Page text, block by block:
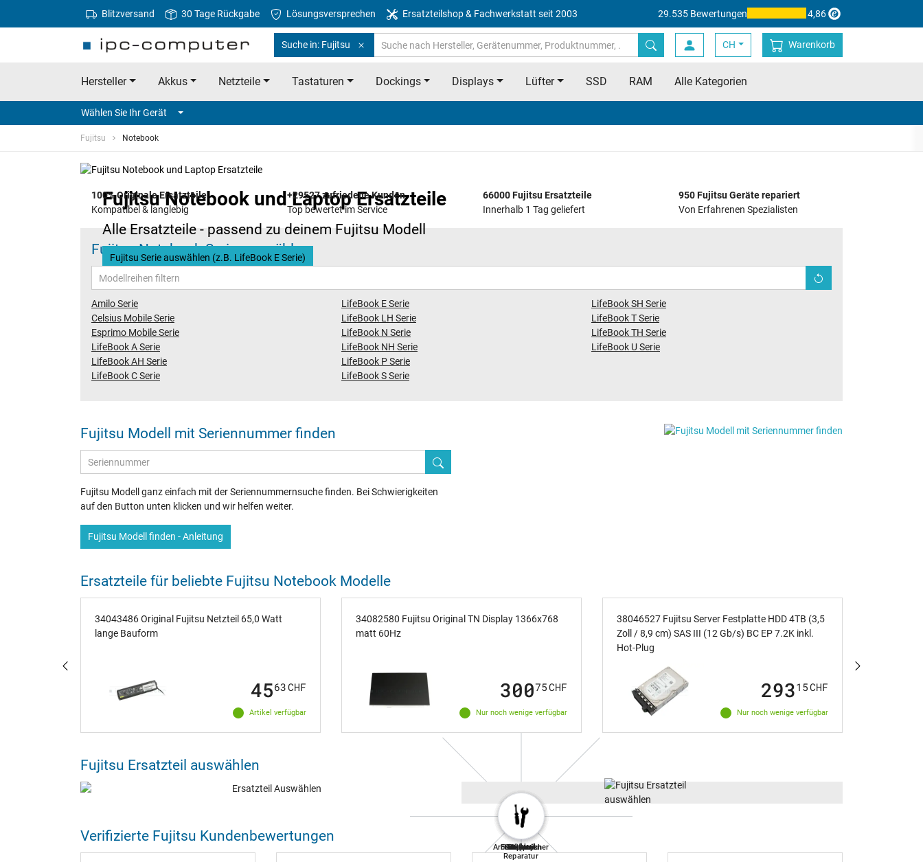
Blitzversand 30 Tage Rückgabe Lösungsversprechen Ersatzteilshop & Fachwerkstatt seit 2003 29.535 Bewertungen 4,86
Suche in: Fujitsu CH Warenkorb
Hersteller Akkus Netzteile Tastaturen Dockings Displays Lüfter SSD RAM Alle Kategorien
Wählen Sie Ihr Gerät
Fujitsu Notebook
Fujitsu Notebook und Laptop Ersatzteile
Alle Ersatzteile - passend zu deinem Fujitsu Modell
Fujitsu Serie auswählen (z.B. LifeBook E Serie)
100% Originale Ersatzteile
Kompatibel & langlebig
+29527 zufriedene Kunden
Top bewertet im Service
66000 Fujitsu Ersatzteile
Innerhalb 1 Tag geliefert
950 Fujitsu Geräte repariert
Von Erfahrenen Spezialisten
Fujitsu Notebook Serie auswählen
Amilo Serie
Celsius Mobile Serie
Esprimo Mobile Serie
LifeBook A Serie
LifeBook AH Serie
LifeBook C Serie
LifeBook E Serie
LifeBook LH Serie
LifeBook N Serie
LifeBook NH Serie
LifeBook P Serie
LifeBook S Serie
LifeBook SH Serie
LifeBook T Serie
LifeBook TH Serie
LifeBook U Serie
Fujitsu Modell mit Seriennummer finden
Fujitsu Modell ganz einfach mit der Seriennummernsuche finden. Bei Schwierigkeiten
auf den Button unten klicken und wir helfen weiter.
Fujitsu Modell finden - Anleitung
Ersatzteile für beliebte Fujitsu Notebook Modelle
34043486 Original Fujitsu Netzteil 65,0 Watt
lange Bauform
Artikel verfügbar
4563CHF
34082580 Fujitsu Original TN Display 1366x768
matt 60Hz
Nur noch wenige verfügbar
30075CHF
38046527 Fujitsu Server Festplatte HDD 4TB (3,5
Zoll / 8,9 cm) SAS III (12 Gb/s) BC EP 7.2K inkl.
Hot-Plug
Nur noch wenige verfügbar
29315CHF
Fujitsu Ersatzteil auswählen
Akkus
Tastatur
Netzteil
Lüfter
Display
Festplatten
Arbeitsspeicher
Notebook
Reparatur
Verifizierte Fujitsu Kundenbewertungen